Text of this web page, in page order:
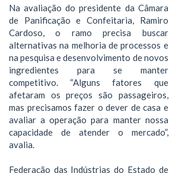
Na avaliação do presidente da Câmara
de Panificação e Confeitaria, Ramiro
Cardoso, o ramo precisa buscar
alternativas na melhoria de processos e
na pesquisa e desenvolvimento de novos
ingredientes para se manter
competitivo. “Alguns fatores que
afetaram os preços são passageiros,
mas precisamos fazer o dever de casa e
avaliar a operação para manter nossa
capacidade de atender o mercado”,
avalia.
Federação das Indústrias do Estado de